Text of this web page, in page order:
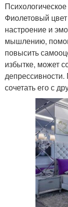
Фиолетовый
настроение и
мышлению,
повысить
избытке, может
сочетать его с